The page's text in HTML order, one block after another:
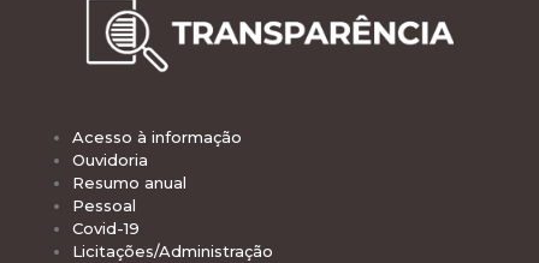
Acesso à informação
Ouvidoria
Resumo anual
Pessoal
Covid-19
Licitações/Administração